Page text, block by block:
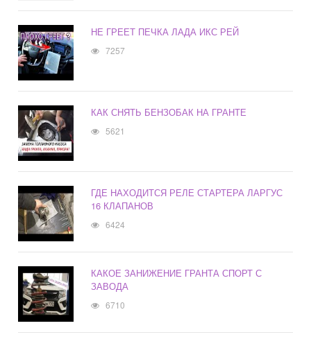
НЕ ГРЕЕТ ПЕЧКА ЛАДА ИКС РЕЙ
7257
КАК СНЯТЬ БЕНЗОБАК НА ГРАНТЕ
5621
ГДЕ НАХОДИТСЯ РЕЛЕ СТАРТЕРА ЛАРГУС
16 КЛАПАНОВ
6424
КАКОЕ ЗАНИЖЕНИЕ ГРАНТА СПОРТ С
ЗАВОДА
6710